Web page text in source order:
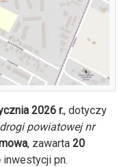
2026 r., dotyczy
powiatowej nr
, zawarta 20
inwestycji pn.